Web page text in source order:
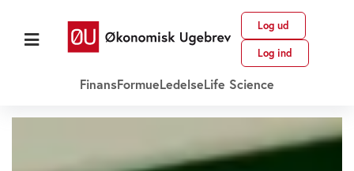
Log ud
Log ind
FinansFormueLedelseLife Science